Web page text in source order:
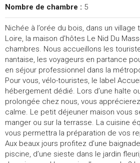
Nombre de chambre : 5
Nichée à l’orée du bois, dans un
Loire, la maison d’hôtes Le Nid Du
chambres. Nous accueillons les
nantaise, les voyageurs en partance
en séjour professionnel dans la
Pour vous, vélo-touristes, le label
hébergement dédié. Lors d’une halte
prolongée chez nous, vous
calme. Le petit déjeuner maison vous
manger ou sur la terrasse. La cuisine
vous permettra la préparation de vos
Aux beaux jours profitez d’une
piscine, d’une sieste dans le jardin